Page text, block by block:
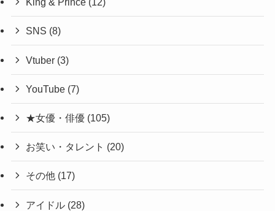
SNS (8)
Vtuber (3)
YouTube (7)
★女優・俳優 (105)
お笑い・タレント (20)
その他 (17)
アイドル (28)